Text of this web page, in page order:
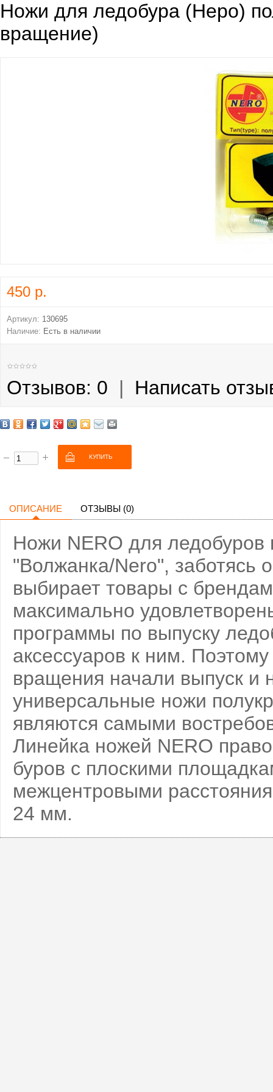
Ножи для ледобура (Неро)
вращение)
450 р.
Артикул: 130695
Наличие: Есть в наличии
Отзывов: 0 | Написать
ОПИСАНИЕ ОТЗЫВЫ (0)
Ножи NERO для
"Волжанка/Nero", заботясь
выбирает товары с
максимально
программы по выпуску
аксессуаров к ним.
вращения начали выпуск и
универсальные ножи
являются самыми
Линейка ножей NERO
буров с плоскими
межцентровыми
24 мм.